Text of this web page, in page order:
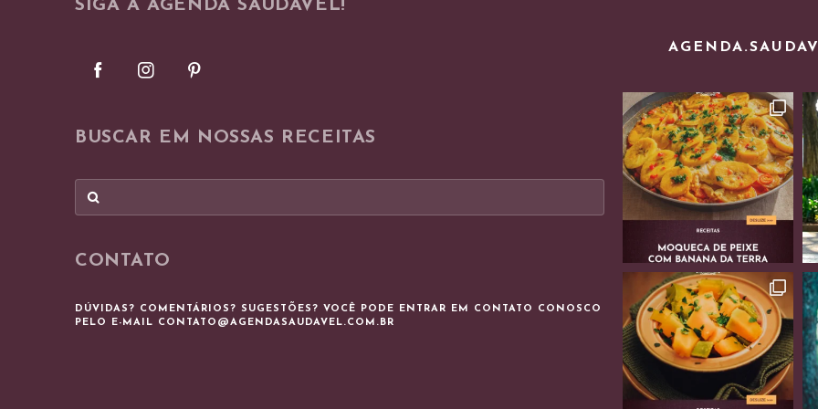
SIGA A AGENDA SAUDÁVEL!
BUSCAR EM NOSSAS RECEITAS
CONTATO
DÚVIDAS? COMENTÁRIOS? SUGESTÕES? VOCÊ PODE ENTRAR EM CONTATO CONOSCO
PELO E-MAIL CONTATO@AGENDASAUDAVEL.COM.BR